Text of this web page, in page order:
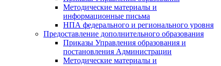
Методические материалы и
информационные письма
НПА федерального и регионального уровня
Предоставление дополнительного образования
Приказы Управления образования и
постановления Администрации
Методические материалы и